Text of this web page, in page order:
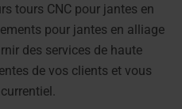
tours CNC pour jantes en
pour jantes en alliage
des services de haute
de vos clients et vous